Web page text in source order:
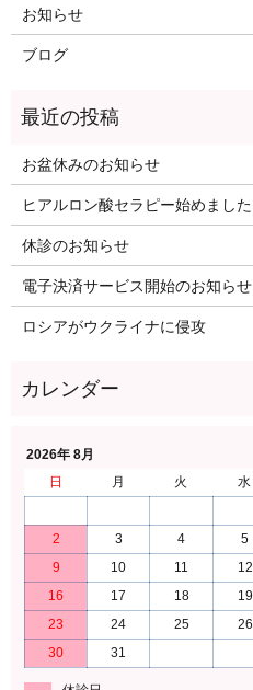
お知らせ
ブログ
お盆休みのお知らせ
ヒアルロン酸セラピー始めました
休診のお知らせ
電子決済サービス開始のお知らせ
ロシアがウクライナに侵攻
2026年 8月
日
月 火 水
2
3 4 5
9
10 11 12
16
17 18 19
23
24 25 26
30
31